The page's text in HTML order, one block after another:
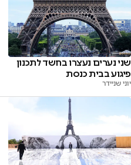
שני נערים נעצרו בחשד לתכנון
פיגוע בבית כנסת
יוני שניידר